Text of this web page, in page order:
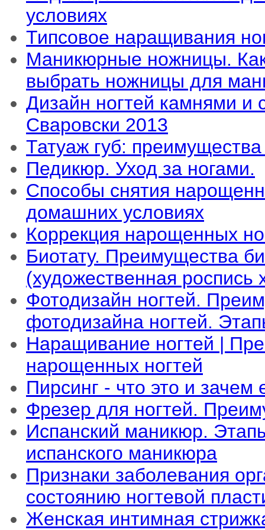
условиях
Типсовое наращивания
Маникюрные ножницы.
выбрать ножницы для
Дизайн ногтей камнями и
Сваровски 2013
Татуаж губ: преимущества
Педикюр. Уход за ногами.
Способы снятия
домашних условиях
Коррекция нарощенных
Биотату. Преимущества
(художественная роспись
Фотодизайн ногтей.
фотодизайна ногтей.
Наращивание ногтей |
нарощенных ногтей
Пирсинг - что это и зачем
Фрезер для ногтей.
Испанский маникюр.
испанского маникюра
Признаки заболевания
состоянию ногтевой
Женская интимная